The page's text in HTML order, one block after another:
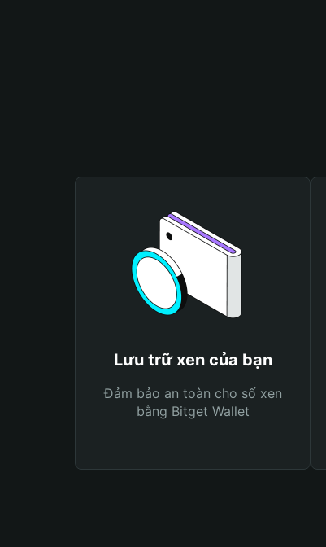
Lưu trữ xen của bạn
Đảm bảo an toàn cho số xen
bằng Bitget Wallet